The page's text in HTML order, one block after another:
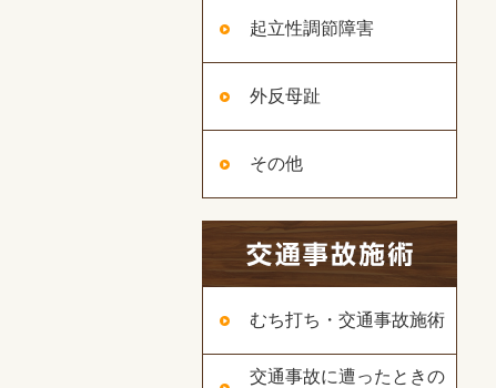
起立性調節障害
外反母趾
その他
むち打ち・交通事故施術
交通事故に遭ったときの